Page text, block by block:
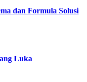
dan Formula Solusi
Luka